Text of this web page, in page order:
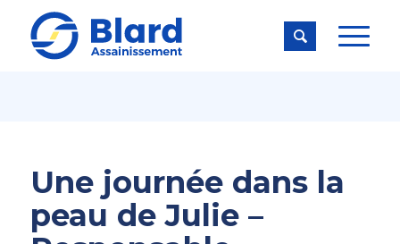

Une journée dans la
peau de Julie –